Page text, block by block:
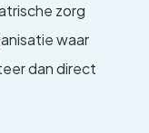
zorg
waar
dan direct